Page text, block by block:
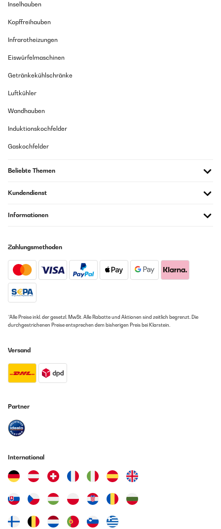
Kühlschrank sieht sehr hochwertig aus und macht auch sonst einen
sehr wertigen Eindruck. Je nach Flaschenform passt jedoch nicht ganz
tadellos, allerdings ist das Gerät nicht wirklich leise, man muss sich
eigenständig überprüft
Namen nicht sagen -. Amazon hat sie anstandslos zurückgenommen.
voneinander betreiben kann. Hab zwar bist jetzt nur Bier gekühlt, aber
das ging ratz fatz. Also erstmal voll zufrieden! Lieferung durch
in die vorausgesagte Zeit. Verpackung, na ja, immer viel zu viel Müll,
Temperatur!!! Nachtrag: Es gibt Probleme, wenn der Kühler in einem
geschoben und nun scheint alles wieder okay zu sein. In der
habe immer noch nicht herausbekommen, wofür diese steht.
Amazon Benutzer – Bewertung durch Chal-Tec GmbH nicht
eigenständig überprüft
Inselhauben
Kopffreihauben
Infrarotheizungen
Eiswürfelmaschinen
Getränkekühlschränke
Luftkühler
Wandhauben
Induktionskochfelder
Gaskochfelder
Beliebte Themen
Kundendienst
Informationen
Zahlungsmethoden
*Alle Preise inkl. der gesetzl. MwSt. Alle Rabatte und Aktionen sind zeitlich begrenzt. Die
durchgestrichenen Preise entsprechen dem bisherigen Preis bei Klarstein.
Versand
Partner
International